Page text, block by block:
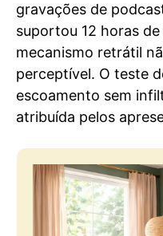
gravações de
suportou 12 horas
mecanismo retrátil
perceptível. O teste
escoamento sem
atribuída pelos